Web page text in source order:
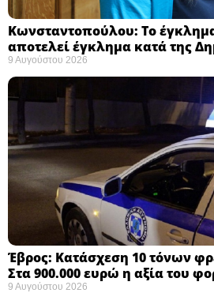
Κωνσταντοπούλου: Το
αποτελεί έγκλημα κατά της
9 Αυγούστου 2026
Έβρος: Κατάσχεση 10 τόνων
Στα 900.000 ευρώ η αξία του
9 Αυγούστου 2026